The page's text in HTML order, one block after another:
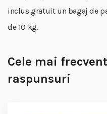
inclus gratuit un bagaj de
de 10 kg.
Cele mai
raspunsuri